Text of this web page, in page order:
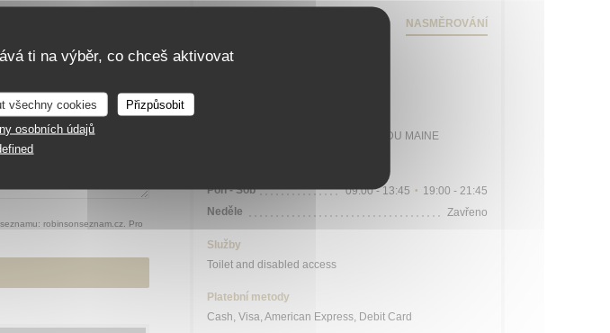
ti na výběr, co chceš aktivovat
všechny cookies
Přizpůsobit
osobních údajů
robinsonseznam.cz . Pro
NASMĚROVÁNÍ
Metro
Station n° 14103 132 / 136 AVENUE DU MAINE
Pon-Sob 09:00 - 13:45 •
19:00 - 21:45
Neděle
Zavřeno
Služby
Toilet and disabled access
Platební metody
Cash, Visa, American Express, Debit Card